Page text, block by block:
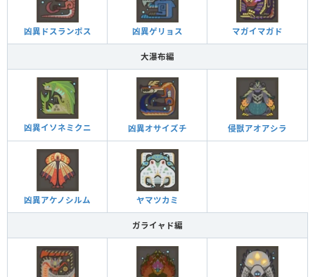
凶異ドスランポス 凶異ゲリョス マガイマガド
大瀑布編
凶異イソネミクニ 凶異オサイズチ 侵獣アオアシラ
凶異アケノシルム ヤマツカミ
ガライャド編